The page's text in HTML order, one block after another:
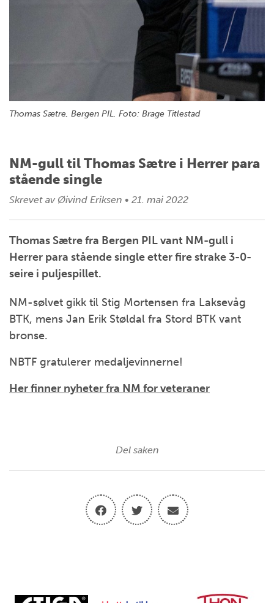
Thomas Sætre, Bergen PIL. Foto: Brage Titlestad
NM-gull til Thomas Sætre i Herrer para
stående single
Skrevet av Øivind Eriksen • 21. mai 2022
Thomas Sætre fra Bergen PIL vant NM-gull i
Herrer para stående single etter fire strake 3-0-
seire i puljespillet.
NM-sølvet gikk til Stig Mortensen fra Laksevåg
BTK, mens Jan Erik Støldal fra Stord BTK vant
bronse.
NBTF gratulerer medaljevinnerne!
Her finner nyheter fra NM for veteraner
Del saken